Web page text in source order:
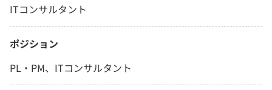
ITコンサルタント
ポジション
PL・PM、ITコンサルタント